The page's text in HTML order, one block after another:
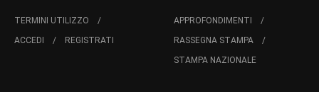
TERMINI UTILIZZO
ACCEDI
REGISTRATI
APPROFONDIMENTI
RASSEGNA STAMPA
STAMPA NAZIONALE